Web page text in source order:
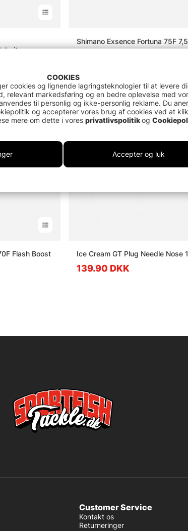
Shimano Exsence Fortuna 75F
Flash Boost
Udsolgt
Ice Cream GT Plug Needle Nose
139.90 DKK
Customer Service
Kontakt os
Returneringer
COOKIES
cookies og lignende lagringsteknologier til at levere
relevant markedsføring og en bedre oplevelse med
til personlig og ikke-personlig reklame. Du
og accepterer vores brug af cookies ved at
mere om dette i vores privatlivspolitikog
Accepter og luk